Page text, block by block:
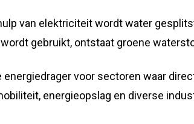
van elektriciteit wordt water
gebruikt, ontstaat groene
voor sectoren waar
energieopslag en diverse